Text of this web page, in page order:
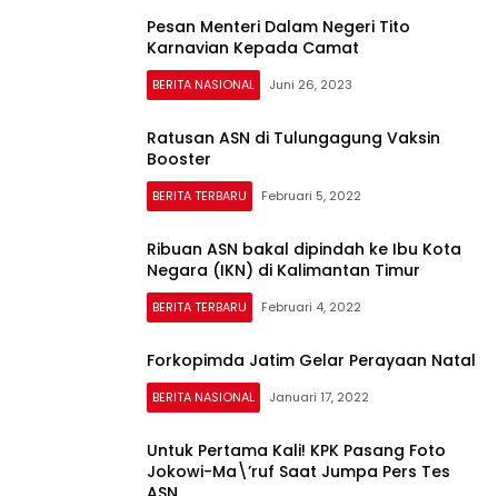
Pesan Menteri Dalam Negeri Tito
Karnavian Kepada Camat
BERITA NASIONAL Juni 26, 2023
Ratusan ASN di Tulungagung Vaksin
Booster
BERITA TERBARU Februari 5, 2022
Ribuan ASN bakal dipindah ke Ibu Kota
Negara (IKN) di Kalimantan Timur
BERITA TERBARU Februari 4, 2022
Forkopimda Jatim Gelar Perayaan Natal
BERITA NASIONAL Januari 17, 2022
Untuk Pertama Kali! KPK Pasang Foto
Jokowi-Ma\’ruf Saat Jumpa Pers Tes